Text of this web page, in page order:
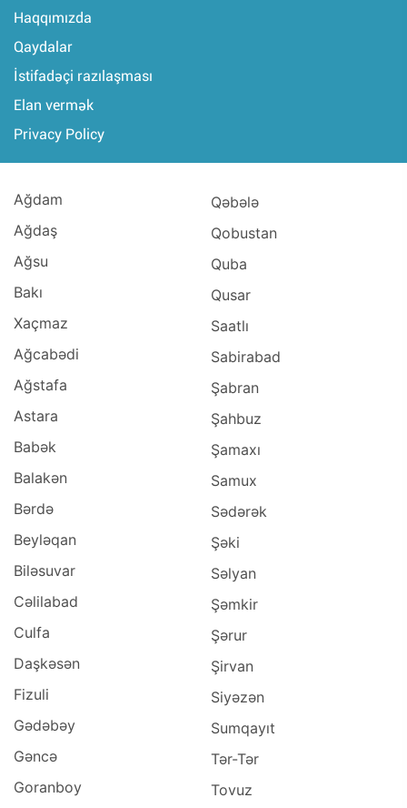
Haqqımızda
Qaydalar
İstifadəçi razılaşması
Elan vermək
Privacy Policy
Ağdam
Ağdaş
Ağsu
Bakı
Xaçmaz
Ağcabədi
Ağstafa
Astara
Babək
Balakən
Bərdə
Beyləqan
Biləsuvar
Cəlilabad
Culfa
Daşkəsən
Fizuli
Gədəbəy
Gəncə
Goranboy
Qəbələ
Qobustan
Quba
Qusar
Saatlı
Sabirabad
Şabran
Şahbuz
Şamaxı
Samux
Sədərək
Şəki
Səlyan
Şəmkir
Şərur
Şirvan
Siyəzən
Sumqayıt
Tər-Tər
Tovuz